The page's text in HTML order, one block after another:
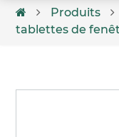
Produits
tablettes de